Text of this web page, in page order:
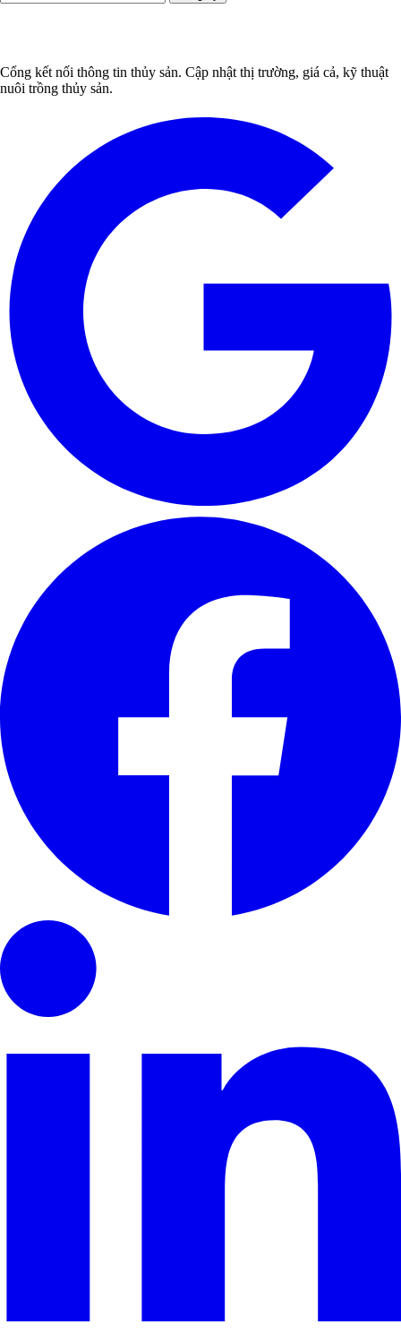
Cổng kết nối thông tin thủy sản. Cập nhật thị trường, giá cả, kỹ thuật
nuôi trồng thủy sản.